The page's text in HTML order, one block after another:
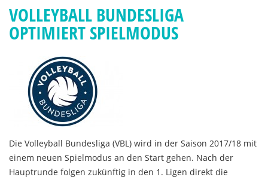
VOLLEYBALL BUNDESLIGA
OPTIMIERT SPIELMODUS
Die Volleyball Bundesliga (VBL) wird in der Saison 2017/18 mit
einem neuen Spielmodus an den Start gehen. Nach der
Hauptrunde folgen zukünftig in den 1. Ligen direkt die